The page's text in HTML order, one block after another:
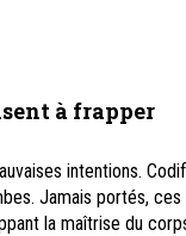
à frapper
intentions.
Jamais portés,
la maîtrise du